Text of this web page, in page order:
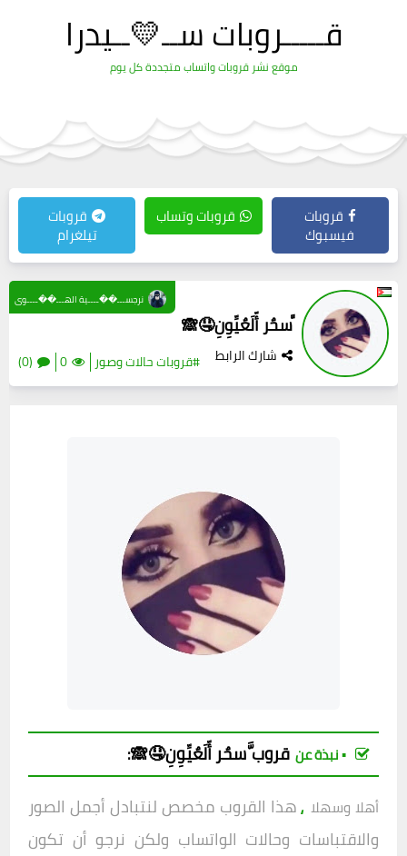
قـــــروبات ســ💛ــيدرا
موقع نشر قروبات واتساب متجددة كل يوم
قروبات
فيسبوك
قروبات وتساب قروبات
تيلغرام
َّسحٌر أّلَعٌيِّوِنِ🤤🙈
شارك الرابط #قروبات حالات وصور 0
(0)
نرجســـ��ــــية الهـــ��ــــوى
▪︎ نبذة عن قروبَّسحٌر أّلَعٌيِّوِنِ🤤🙈:
أهلا وسهلا ،هذا القروب مخصص لنتبادل أجمل الصور
والاقتباسات وحالات الواتساب ولكن نرجو أن تكون